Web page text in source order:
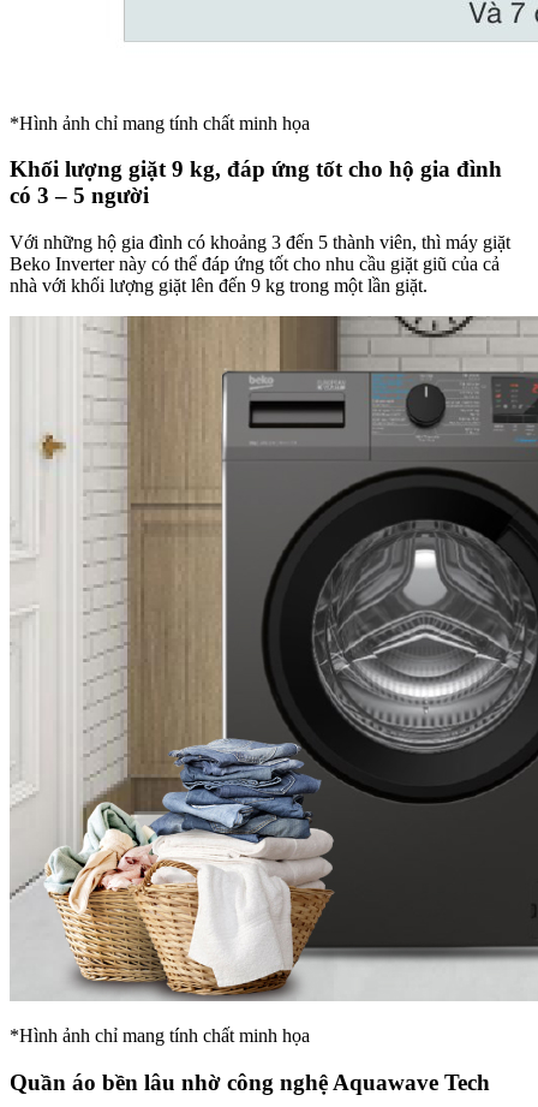
*Hình ảnh chỉ mang tính chất minh họa
Khối lượng giặt 9 kg, đáp ứng tốt cho hộ gia đình
có 3 – 5 người
Với những hộ gia đình có khoảng 3 đến 5 thành viên, thì máy giặt
Beko Inverter này có thể đáp ứng tốt cho nhu cầu giặt giũ của cả
nhà với khối lượng giặt lên đến 9 kg trong một lần giặt.
*Hình ảnh chỉ mang tính chất minh họa
Quần áo bền lâu nhờ công nghệ Aquawave Tech